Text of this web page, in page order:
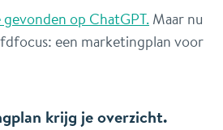
op ChatGPT.Maar nu
een marketingplan voor
krijg je overzicht.